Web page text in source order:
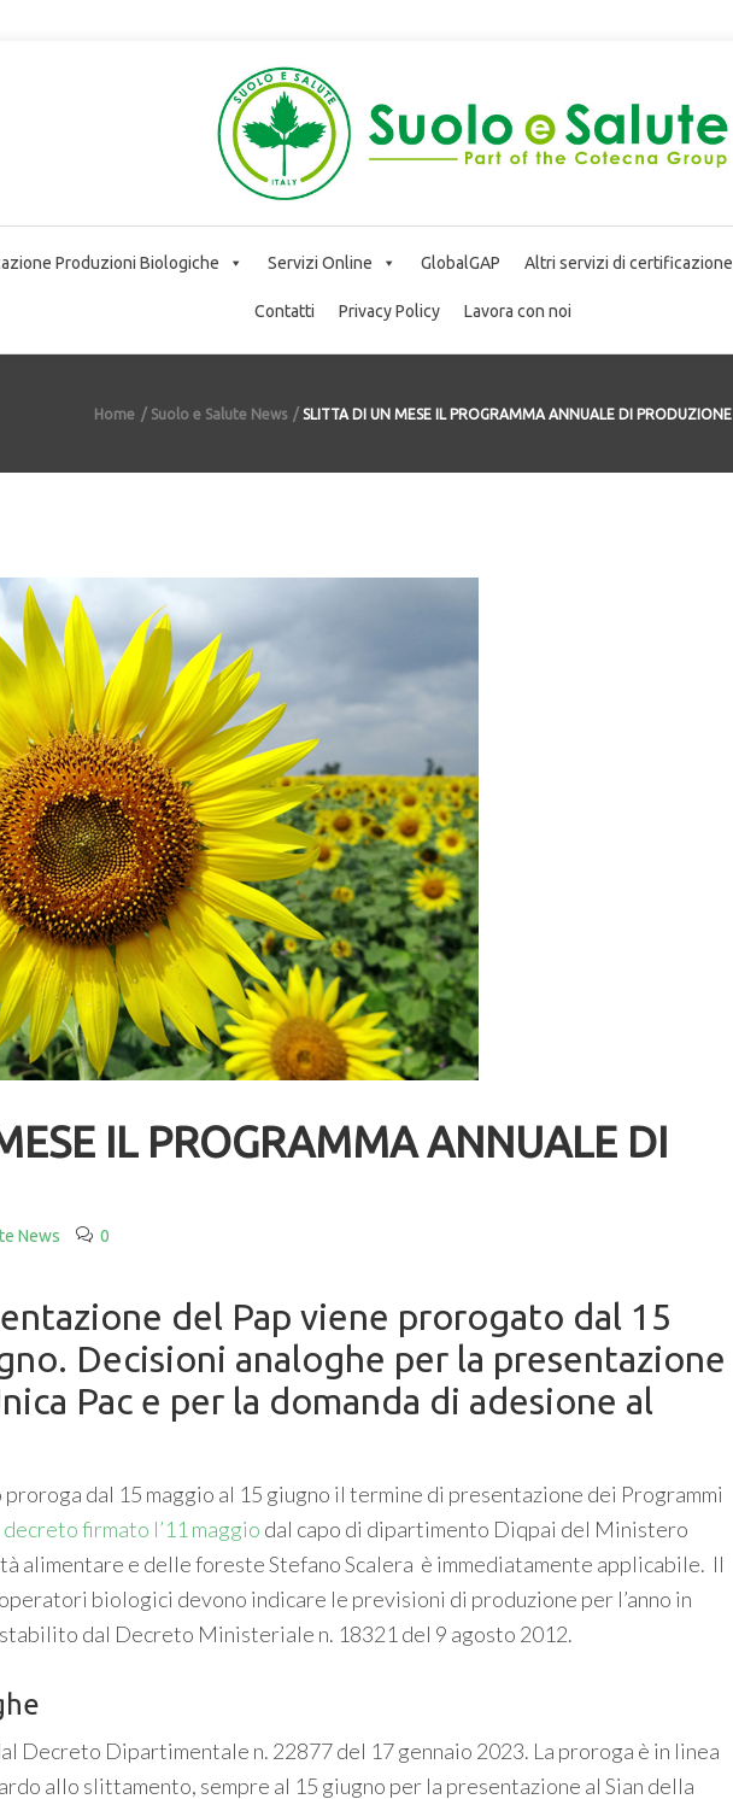
Produzioni Biologiche Servizi Online GlobalGAP Altri servizi di certificazione
Contatti Privacy Policy Lavora con noi
Home Suolo e Salute News SLITTA DI UN MESE IL PROGRAMMA ANNUALE DI PRODUZIONE
IL PROGRAMMA ANNUALE DI
News 0
del Pap viene prorogato dal 15
Decisioni analoghe per la presentazione
Pac e per la domanda di adesione al
dal 15 maggio al 15 giugno il termine di presentazione dei Programmi
decreto firmato l’11 maggio dal capo di dipartimento Diqpai del Ministero
alimentare e delle foreste Stefano Scalera è immediatamente applicabile. Il
biologici devono indicare le previsioni di produzione per l’anno in
dal Decreto Ministeriale n. 18321 del 9 agosto 2012.
Decreto Dipartimentale n. 22877 del 17 gennaio 2023. La proroga è in linea
allo slittamento, sempre al 15 giugno per la presentazione al Sian della